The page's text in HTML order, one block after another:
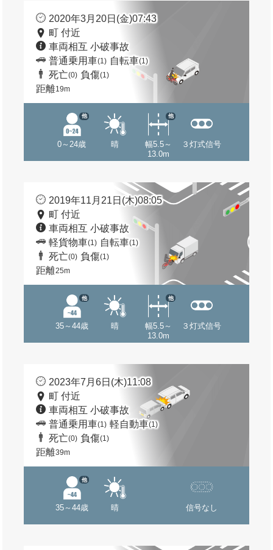
2020年3月20日(金)07:43
町 付近
車両相互 小破事故
普通乗用車(1) 自転車(1)
死亡(0) 負傷(1)
距離19m
0～24歳
他
晴
幅5.5～
13.0m
他
３灯式信号
2019年11月21日(木)08:05
町 付近
車両相互 小破事故
軽貨物車(1) 自転車(1)
死亡(0) 負傷(1)
距離25m
35～44歳
他
晴
幅5.5～
13.0m
他
３灯式信号
2023年7月6日(木)11:08
町 付近
車両相互 小破事故
普通乗用車(1) 軽自動車(1)
死亡(0) 負傷(1)
距離39m
35～44歳
他
晴 信号なし